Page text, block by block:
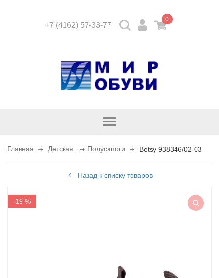
+7 (4162) 57-33-77
0
Открыть
Главная Детская Полусапоги Betsy 938346/02-03
Назад к списку товаров